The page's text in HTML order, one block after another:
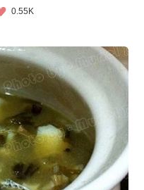
0.55K